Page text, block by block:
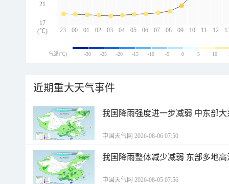
23 00 01 02 03 04 05 06 07 08 09 10 11 12
21
17
(℃)
气温(℃) -30 -25 -20 -15 -10 -5 0 5 10
近期重大天气事件
我国降雨强度进一步减弱 中东部
中国天气网 2026-08-06 07:50
我国降雨整体减少减弱 东部多地
中国天气网 2026-08-05 07:56